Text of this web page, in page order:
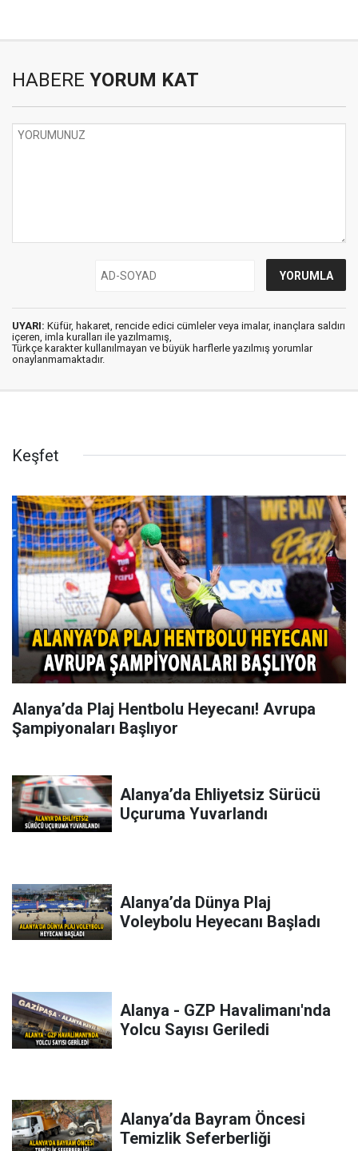
HABERE YORUM KAT
UYARI: Küfür, hakaret, rencide edici cümleler veya imalar, inançlara saldırı
içeren, imla kuralları ile yazılmamış,
Türkçe karakter kullanılmayan ve büyük harflerle yazılmış yorumlar
onaylanmamaktadır.
Keşfet
Alanya’da Plaj Hentbolu Heyecanı! Avrupa
Şampiyonaları Başlıyor
Alanya’da Ehliyetsiz Sürücü
Uçuruma Yuvarlandı
Alanya’da Dünya Plaj
Voleybolu Heyecanı Başladı
Alanya - GZP Havalimanı'nda
Yolcu Sayısı Geriledi
Alanya’da Bayram Öncesi
Temizlik Seferberliği